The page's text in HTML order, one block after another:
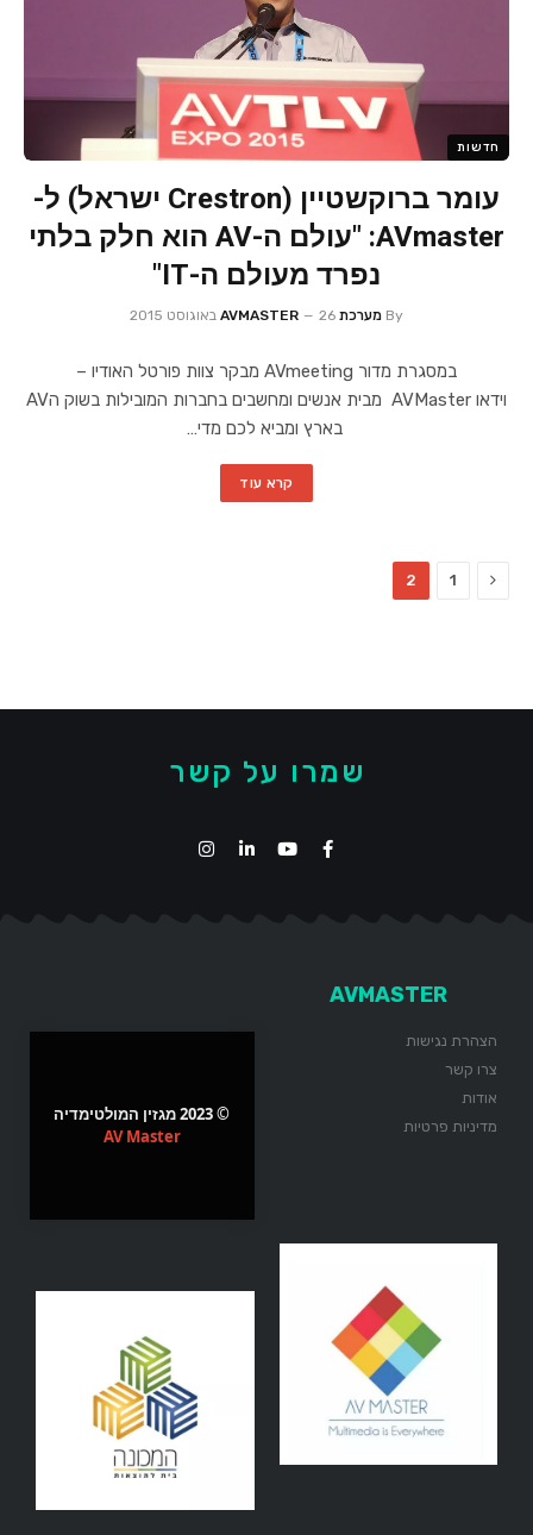
חדשות
עומר ברוקשטיין (Crestron ישראל) ל-
AVmaster: "עולם ה-AV הוא חלק בלתי
נפרד מעולם ה-IT"
By מערכת AVMASTER 26 באוגוסט 2015
במסגרת מדור AVmeeting מבקר צוות פורטל האודיו –
וידאו AVMaster מבית אנשים ומחשבים בחברות המובילות בשוק הAV
בארץ ומביא לכם מדי…
קרא עוד
Previous
1
2
שמרו על קשר
AVMASTER
הצהרת נגישות
צרו קשר
אודות
מדיניות פרטיות
© 2023 מגזין המולטימדיה
AV Master